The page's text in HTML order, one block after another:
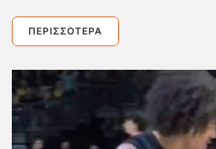
ΠΕΡΙΣΣΌΤΕΡΑ